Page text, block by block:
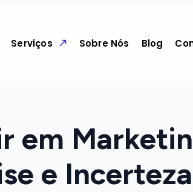
Serviços Sobre Nós Blog
em
e